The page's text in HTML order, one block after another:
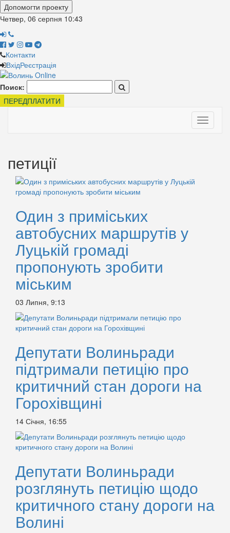
Допомогти проекту
Четвер, 06 серпня 10:43
Контакти
ВхідРеєстрація
Поиск:
ПЕРЕДПЛАТИТИ
Toggle
петиції
Один з приміських
автобусних маршрутів у
Луцькій громаді
пропонують зробити
міським
03 Липня, 9:13
Депутати Волиньради
підтримали петицію про
критичний стан дороги на
Горохівщині
14 Січня, 16:55
Депутати Волиньради
розглянуть петицію щодо
критичного стану дороги на
Волині